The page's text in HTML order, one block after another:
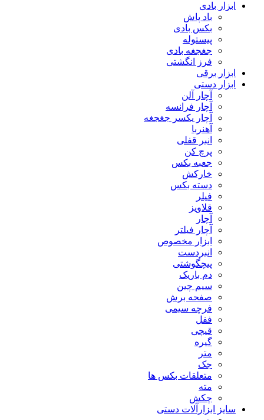
ابزار بادی
باد پاش
بکس بادی
پیستوله
جغجغه بادی
فرز انگشتی
ابزار برقی
ابزار دستی
آچار آلن
آچار فرانسه
آچار یکسر جغجغه
آهنربا
انبر قفلی
پرچ کن
جعبه بکس
خارکش
دسته بکس
فیلر
قلاویز
آچار
آچار فیلتر
ابزار مخصوص
انبردست
پیچگوشتی
دم باریک
سیم چین
صفحه برش
فرچه سیمی
ففل
قیچی
گیره
متر
جک
متعلقات بکس ها
مته
چکش
سایز ابزارآلات دستی